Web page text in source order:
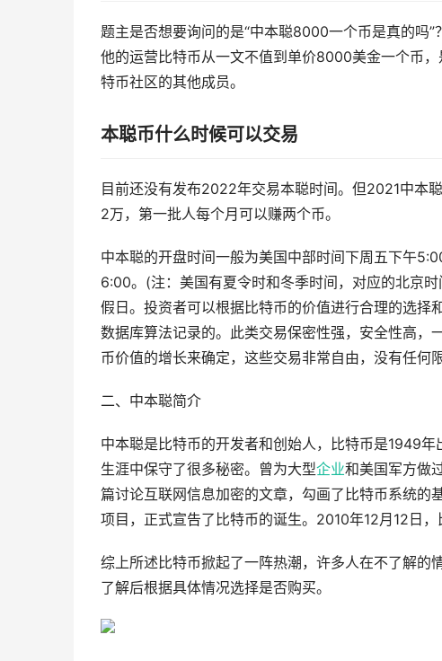
题主是否想要询问的是“中本聪8000一个币是真的吗
他的运营比特币从一文不值到单价8000美金一个币
特币社区的其他成员。
本聪币什么时候可以交易
目前还没有发布2022年交易本聪时间。但2021中本
2万，第一批人每个月可以赚两个币。
中本聪的开盘时间一般为美国中部时间下周五下午
6:00。(注：美国有夏令时和冬季时间，对应的北京
假日。投资者可以根据比特币的价值进行合理的选择
数据库算法记录的。此类交易保密性强，安全性高，
币价值的增长来确定，这些交易非常自由，没有任何限
二、中本聪简介
中本聪是比特币的开发者和创始人，比特币是1949
生涯中保守了很多秘密。曾为大型企业和美国军方做
篇讨论互联网信息加密的文章，勾画了比特币系统
项目，正式宣告了比特币的诞生。2010年12月12日
综上所述比特币掀起了一阵热潮，许多人在不了解的
了解后根据具体情况选择是否购买。